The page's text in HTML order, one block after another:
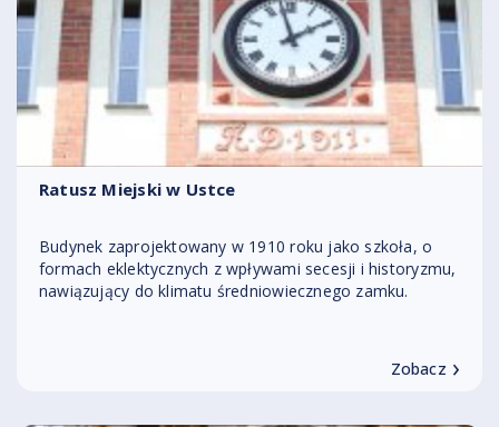
Ratusz Miejski w Ustce
Budynek zaprojektowany w 1910 roku jako szkoła, o
formach eklektycznych z wpływami secesji i historyzmu,
nawiązujący do klimatu średniowiecznego zamku.
Zobacz ›